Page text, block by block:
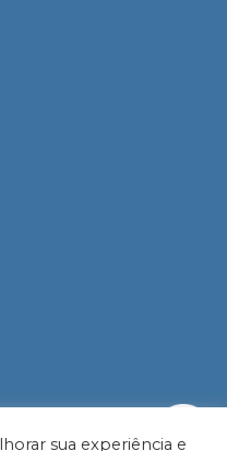
sua experiência e